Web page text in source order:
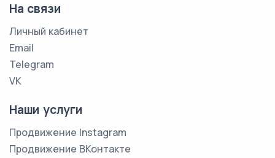
На связи
Личный кабинет
Email
Telegram
VK
Наши услуги
Продвижение Instagram
Продвижение ВКонтакте